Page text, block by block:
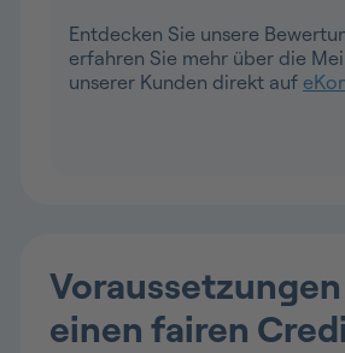
Entdecken Sie unsere
erfahren Sie mehr über die
unserer Kunden direkt auf
einen fairen